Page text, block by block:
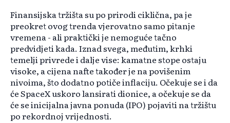
Finansijska tržišta su po prirodi ciklična, pa je
preokret ovog trenda vjerovatno samo pitanje
vremena - ali praktički je nemoguće tačno
predvidjeti kada. Iznad svega, međutim, krhki
temelji privrede i dalje vise: kamatne stope ostaju
visoke, a cijena nafte također je na povišenim
nivoima, što dodatno potiče inflaciju. Očekuje se i da
će SpaceX uskoro lansirati dionice, a očekuje se da
će se inicijalna javna ponuda (IPO) pojaviti na tržištu
po rekordnoj vrijednosti.